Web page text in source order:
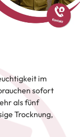
im
sofort
als fünf
Trocknung,